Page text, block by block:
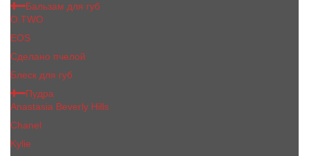
Бальзам для губ
O.TWO
EOS
Сделано пчелой
Блеск для губ
Пудра
Anastasia Beverly Hills
Chanel
Kylie